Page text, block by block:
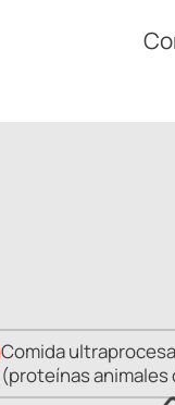
Comida
(proteínas